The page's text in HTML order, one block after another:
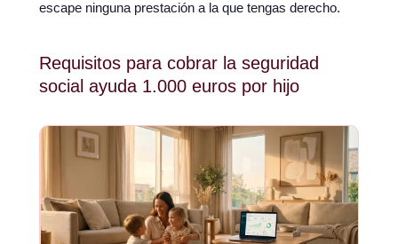
escape ninguna prestación a la que tengas derecho.
Requisitos para cobrar la seguridad
social ayuda 1.000 euros por hijo